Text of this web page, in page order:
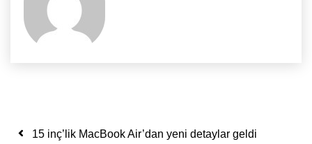
Yazı dolaşımı
15 inç’lik MacBook Air’dan yeni detaylar geldi